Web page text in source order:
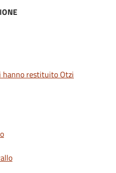
hanno restituito Otzi